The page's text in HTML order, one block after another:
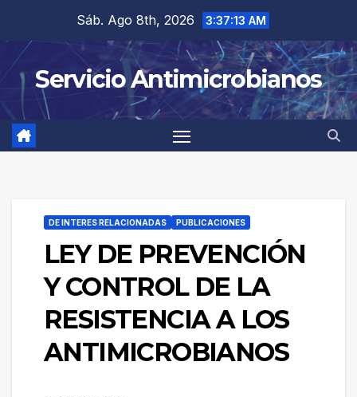
contenido
Sáb. Ago 8th, 2026 3:37:14 AM
Servicio Antimicrobianos
DE INTERES RELACIONADAS PUBLICACIONES
LEY DE PREVENCIÓN
Y CONTROL DE LA
RESISTENCIA A LOS
ANTIMICROBIANOS